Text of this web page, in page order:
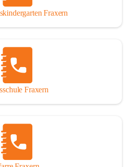
Fraxern
Fraxern